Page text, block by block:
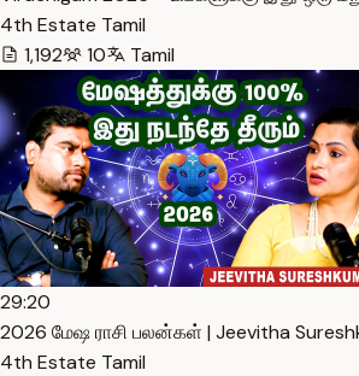
4th Estate Tamil
1,192
10 Tamil
29:20
2026 மேஷ ராசி பலன்கள் | Jeevitha
4th Estate Tamil